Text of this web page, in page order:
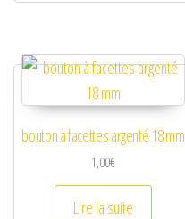
bouton à facettes argenté 18 mm
1,00€
Lire la suite